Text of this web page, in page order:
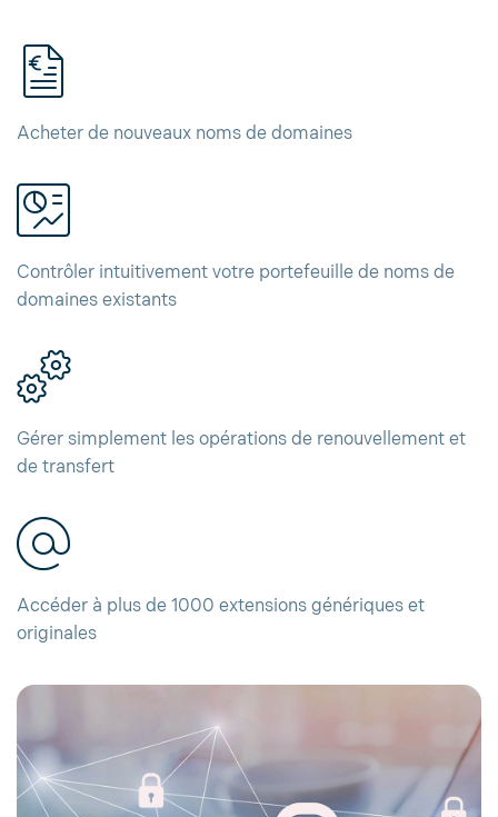
Acheter de nouveaux noms de domaines
Contrôler intuitivement votre portefeuille de noms de
domaines existants
Gérer simplement les opérations de renouvellement et
de transfert
Accéder à plus de 1000 extensions génériques et
originales